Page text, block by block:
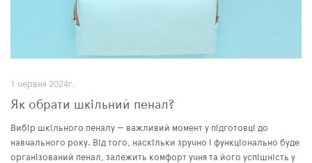
1 червня 2024г.
Як обрати шкільний пенал?
Вибір шкільного пеналу — важливий момент у підготовці до
навчального року. Від того, наскільки зручно і функціонально буде
організований пенал, залежить комфорт учня та його успішність у